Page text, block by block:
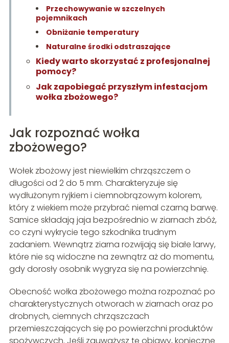
Przechowywanie w szczelnych
pojemnikach
Obniżanie temperatury
Naturalne środki odstraszające
Kiedy warto skorzystać z profesjonalnej
pomocy?
Jak zapobiegać przyszłym infestacjom
wołka zbożowego?
Jak rozpoznać wołka
zbożowego?
Wołek zbożowy jest niewielkim chrząszczem o
długości od 2 do 5 mm. Charakteryzuje się
wydłużonym ryjkiem i ciemnobrązowym kolorem,
który z wiekiem może przybrać niemal czarną barwę.
Samice składają jaja bezpośrednio w ziarnach zbóż,
co czyni wykrycie tego szkodnika trudnym
zadaniem. Wewnątrz ziarna rozwijają się białe larwy,
które nie są widoczne na zewnątrz aż do momentu,
gdy dorosły osobnik wygryza się na powierzchnię.
Obecność wołka zbożowego można rozpoznać po
charakterystycznych otworach w ziarnach oraz po
drobnych, ciemnych chrząszczach
przemieszczających się po powierzchni produktów
spożywczych. Jeśli zauważysz te objawy, konieczne